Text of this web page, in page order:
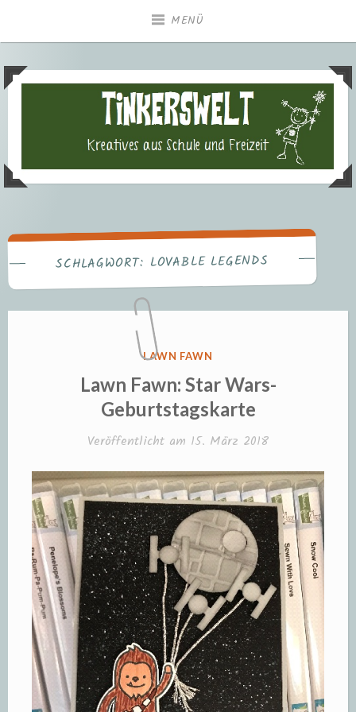
MENÜ
Tinkerswelt – Kreatives aus
Freizeit und Schule
SCHLAGWORT: LOVABLE LEGENDS
VERÖFFENTLICHT
LAWN FAWN
Lawn Fawn: Star Wars-
Geburtstagskarte
Veröffentlicht am 15. März 2018